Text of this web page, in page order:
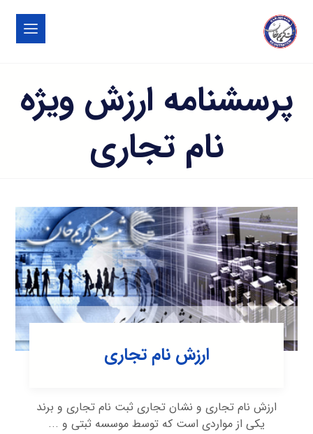
پرسشنامه ارزش ویژه
نام تجاری
ارزش نام تجاری
ارزش نام تجاری و نشان تجاری ثبت نام تجاری و برند
یکی از مواردی است که توسط موسسه ثبتی و ...